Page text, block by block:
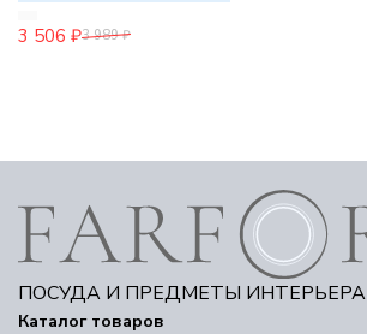
3 506 ₽3 989 ₽
ПОСУДА И ПРЕДМЕТЫ ИНТЕРЬЕРА
Каталог товаров